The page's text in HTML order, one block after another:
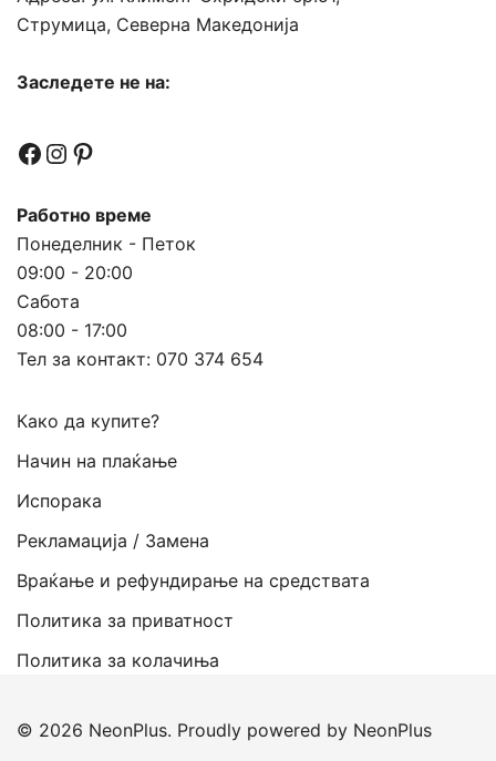
Струмица, Северна Македонија
Заследете не на:
Facebook
Instagram
Pinterest
Работно време
Понеделник - Петок
09:00 - 20:00
Сабота
08:00 - 17:00
Тел за контакт: 070 374 654
Како да купите?
Начин на плаќање
Испорака
Рекламација / Замена
Враќање и рефундирање на средствата
Политика за приватност
Политика за колачиња
© 2026 NeonPlus. Proudly powered by NeonPlus